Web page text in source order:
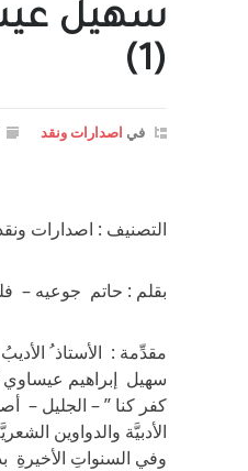
سهيل
(1)
في اصدارات ونقد
التصنيف : اصدارات
بقلم : حاتم جوعيه –
مقدِّمة : الأستاذ
سهيل إبراهيم
كفر كنا ” – الجليل –
الأدبيَّة والدواوين
وفي السنواتِ الأخيرةِ